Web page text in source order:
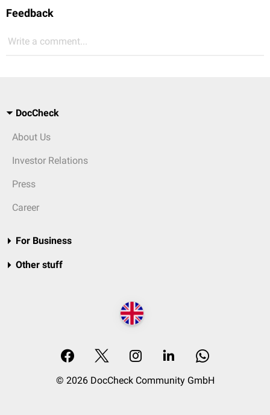
Feedback
Write a comment...
DocCheck
About Us
Investor Relations
Press
Career
For Business
Other stuff
© 2026 DocCheck Community GmbH